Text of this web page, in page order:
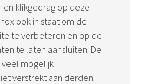
en klikgedrag op deze
ook in staat om de
te verbeteren en op de
te laten aansluiten. De
veel mogelijk
verstrekt aan derden.